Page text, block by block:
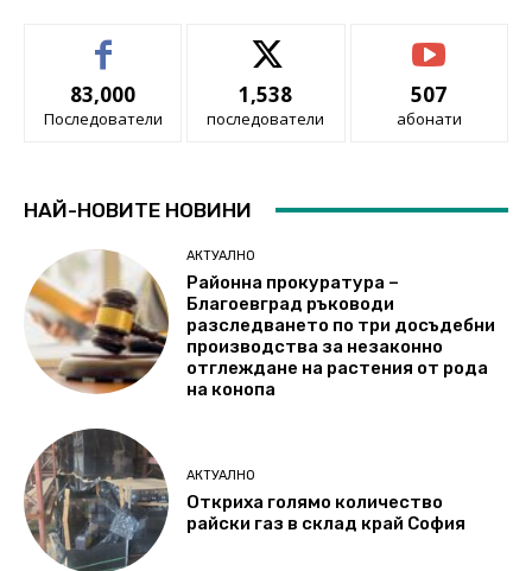
83,000
Последователи
1,538
последователи
507
абонати
НАЙ-НОВИТЕ НОВИНИ
АКТУАЛНО
Районна прокуратура –
Благоевград ръководи
разследването по три досъдебни
производства за незаконно
отглеждане на растения от рода
на конопа
АКТУАЛНО
Откриха голямо количество
райски газ в склад край София